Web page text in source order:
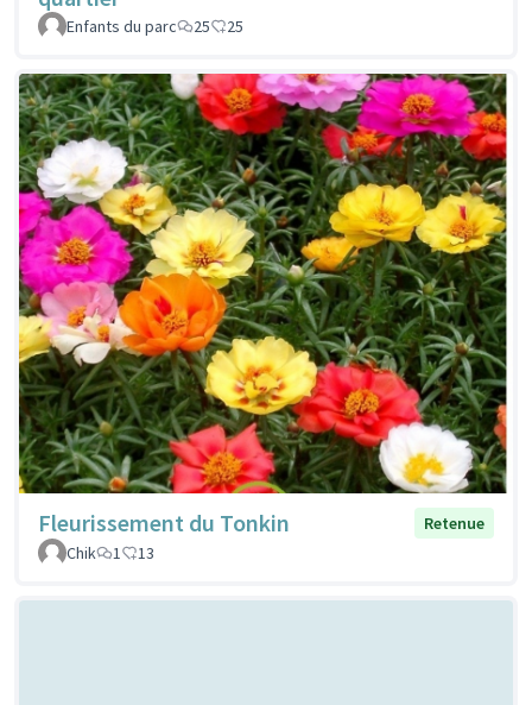
Enfants du parc 25 25
Fleurissement du Tonkin
Retenue
Chik
1 13